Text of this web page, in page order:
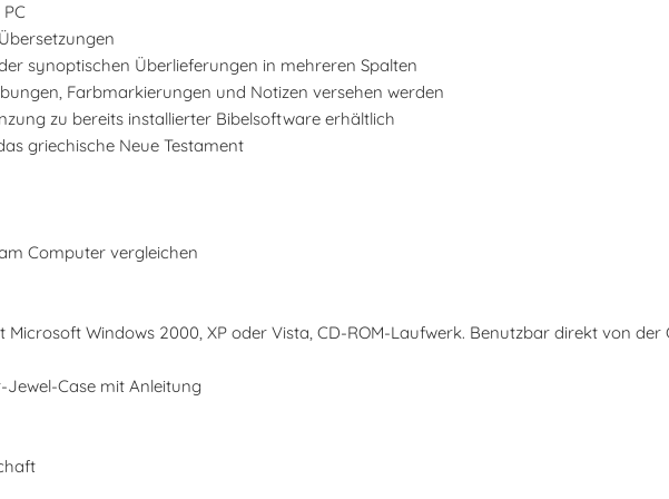
synoptischen Überlieferungen in mehreren Spalten
Farbmarkierungen und Notizen versehen werden
zu bereits installierter Bibelsoftware erhältlich
griechische Neue Testament
Computer vergleichen
Windows 2000, XP oder Vista, CD-ROM-Laufwerk. Benutzbar direkt von der
Jewel-Case mit Anleitung